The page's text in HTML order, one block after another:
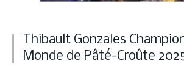
Thibault Gonzales
Monde de Pâté-Croûte